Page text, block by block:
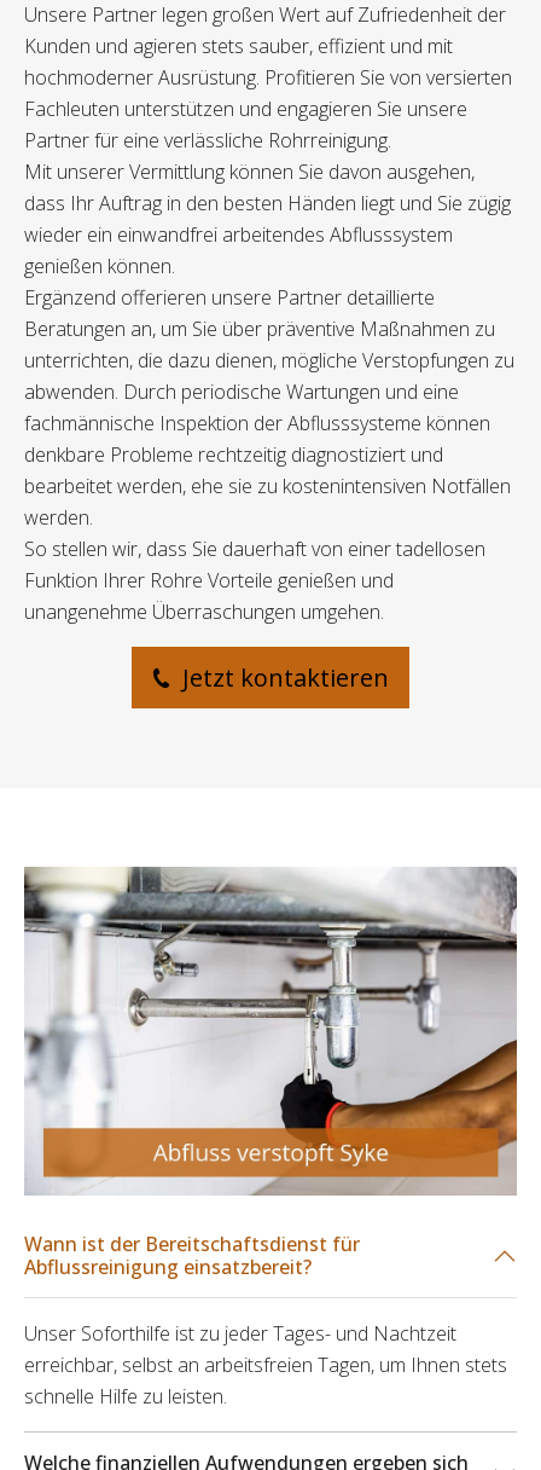
Unsere Partner legen großen Wert auf Zufriedenheit der
Kunden und agieren stets sauber, effizient und mit
hochmoderner Ausrüstung. Profitieren Sie von versierten
Fachleuten unterstützen und engagieren Sie unsere
Partner für eine verlässliche Rohrreinigung.
Mit unserer Vermittlung können Sie davon ausgehen,
dass Ihr Auftrag in den besten Händen liegt und Sie zügig
wieder ein einwandfrei arbeitendes Abflusssystem
genießen können.
Ergänzend offerieren unsere Partner detaillierte
Beratungen an, um Sie über präventive Maßnahmen zu
unterrichten, die dazu dienen, mögliche Verstopfungen zu
abwenden. Durch periodische Wartungen und eine
fachmännische Inspektion der Abflusssysteme können
denkbare Probleme rechtzeitig diagnostiziert und
bearbeitet werden, ehe sie zu kostenintensiven Notfällen
werden.
So stellen wir, dass Sie dauerhaft von einer tadellosen
Funktion Ihrer Rohre Vorteile genießen und
unangenehme Überraschungen umgehen.
Jetzt kontaktieren
Wann ist der Bereitschaftsdienst für
Abflussreinigung einsatzbereit?
Unser Soforthilfe ist zu jeder Tages- und Nachtzeit
erreichbar, selbst an arbeitsfreien Tagen, um Ihnen stets
schnelle Hilfe zu leisten.
Welche finanziellen Aufwendungen ergeben sich